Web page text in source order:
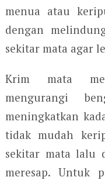
menua atau
dengan
sekitar mata agar
Krim mata
mengurangi
meningkatkan
tidak mudah
sekitar mata lalu
meresap. Untuk